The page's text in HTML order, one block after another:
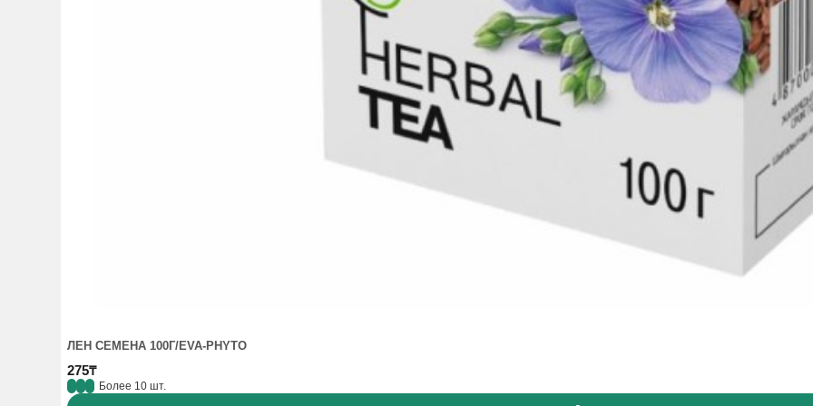
ЛЕН СЕМЕНА 100Г/EVA-PHYTO
275₸
Более 10 шт.